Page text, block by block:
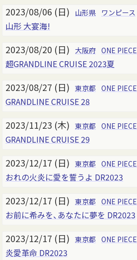
2023/08/06 (日) 山形県 ワンピース
山形 大宴海!
2023/08/20 (日) 大阪府 ONE PIECE
超GRANDLINE CRUISE 2023夏
2023/08/27 (日) 東京都 ONE PIECE
GRANDLINE CRUISE 28
2023/11/23 (木) 東京都 ONE PIECE
GRANDLINE CRUISE 29
2023/12/17 (日) 東京都 ONE PIECE
おれの火炎に愛を誓うよ DR2023
2023/12/17 (日) 東京都 ONE PIECE
お前に希みを、あなたに夢を DR2023
2023/12/17 (日) 東京都 ONE PIECE
炎愛革命 DR2023